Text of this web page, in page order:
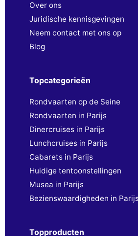
Over ons
Juridische kennisgevingen
Neem contact met ons op
Blog
Topcategorieën
Rondvaarten op de Seine
Rondvaarten in Parijs
Dinercruises in Parijs
Lunchcruises in Parijs
Cabarets in Parijs
Huidige tentoonstellingen
Musea in Parijs
Bezienswaardigheden in
Topproducten